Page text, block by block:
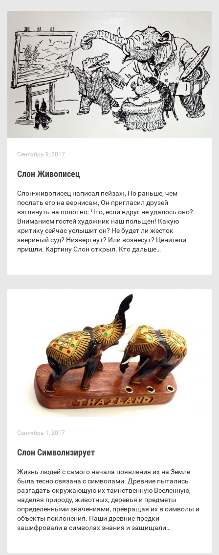
Сентябрь 9, 2017
Слон Живописец
Слон-живописец написал пейзаж, Но раньше, чем
послать его на вернисаж, Он пригласил друзей
взглянуть на полотно: Что, если вдруг не удалось оно?
Вниманием гостей художник наш польщен! Какую
критику сейчас услышит он? Не будет ли жесток
звериный суд? Низвергнут? Или вознесут? Ценители
пришли. Картину Слон открыл. Кто дальше…
Сентябрь 1, 2017
Слон Символизирует
Жизнь людей с самого начала появления их на Земле
была тесно связана с символами. Древние пытались
разгадать окружающую их таинственную Вселенную,
наделяя природу, животных, деревья и предметы
определенными значениями, превращая их в символы и
объекты поклонения. Наши древние предки
зашифровали в символах знания и защищали…